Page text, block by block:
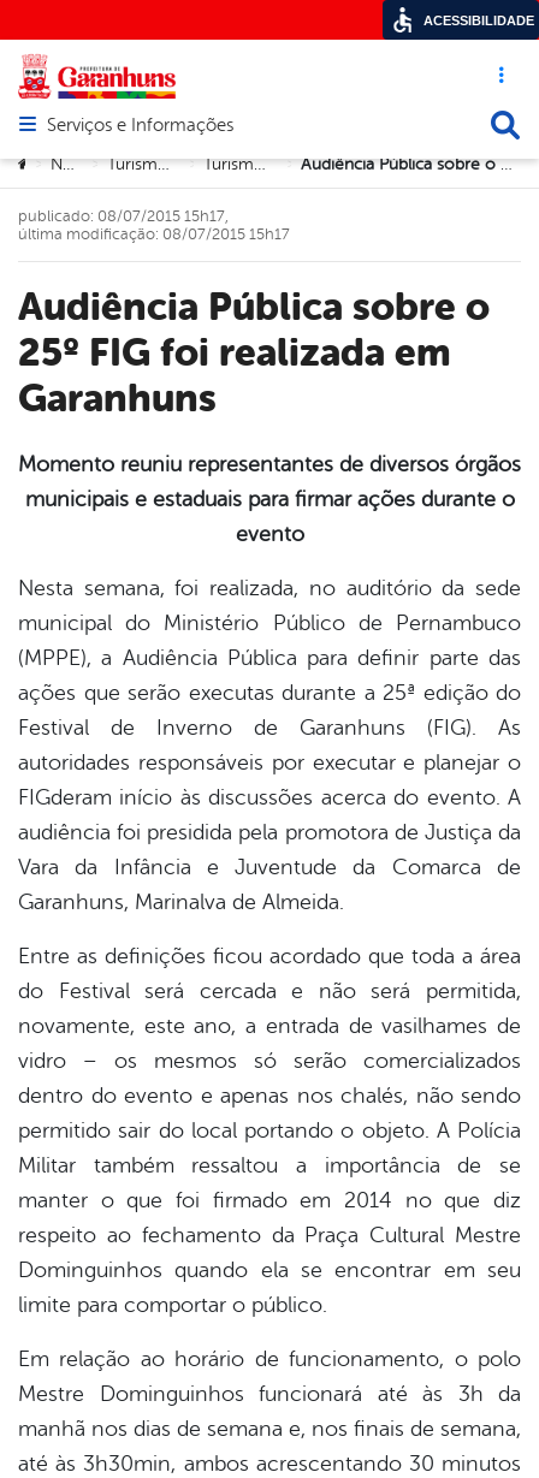
Acesso
Abrir menu principal de navegação
Serviços e Informações
Você está aqui:
> Notícias > Turismo e Cultura > Turismo e Cultura > Audiência Pública sobre o 25º FIG foi realizada em Garanhuns
Audiência Pública sobre o
25º FIG foi realizada em
Garanhuns
publicado: 08/07/2015 15h17,
última modificação: 08/07/2015 15h17
Momento reuniu representantes de diversos órgãos
municipais e estaduais para firmar ações durante o
evento
Nesta semana, foi realizada, no auditório da sede
municipal do Ministério Público de Pernambuco
(MPPE), a Audiência Pública para definir parte das
ações que serão executas durante a 25ª edição do
Festival de Inverno de Garanhuns (FIG). As
autoridades responsáveis por executar e planejar o
FIGderam início às discussões acerca do evento. A
audiência foi presidida pela promotora de Justiça da
Vara da Infância e Juventude da Comarca de
Garanhuns, Marinalva de Almeida.
Entre as definições ficou acordado que toda a área
do Festival será cercada e não será permitida,
novamente, este ano, a entrada de vasilhames de
vidro – os mesmos só serão comercializados
dentro do evento e apenas nos chalés, não sendo
permitido sair do local portando o objeto. A Polícia
Militar também ressaltou a importância de se
manter o que foi firmado em 2014 no que diz
respeito ao fechamento da Praça Cultural Mestre
Dominguinhos quando ela se encontrar em seu
limite para comportar o público.
Em relação ao horário de funcionamento, o polo
Mestre Dominguinhos funcionará até às 3h da
manhã nos dias de semana e, nos finais de semana,
até às 3h30min, ambos acrescentando 30 minutos
ACESSIBILIDADE